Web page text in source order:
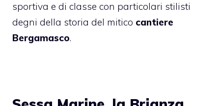
sportiva e di classe con particolari stilisti
degni della storia del mitico cantiere
Bergamasco.